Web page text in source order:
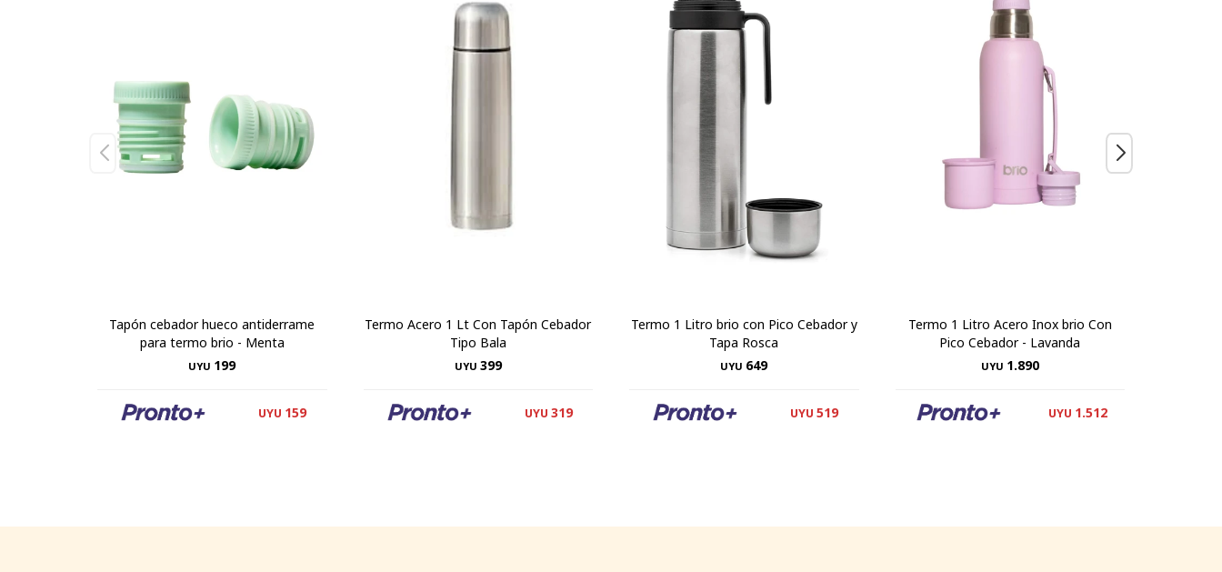
Tapón cebador hueco antiderrame
para termo brio - Menta
UYU 199
UYU 159
Termo Acero 1 Lt Con Tapón Cebador
Tipo Bala
UYU 399
UYU 319
Termo 1 Litro brio con Pico Cebador y
Tapa Rosca
UYU 649
UYU 519
Termo 1 Litro Acero Inox brio Con
Pico Cebador - Lavanda
UYU 1.890
UYU 1.512